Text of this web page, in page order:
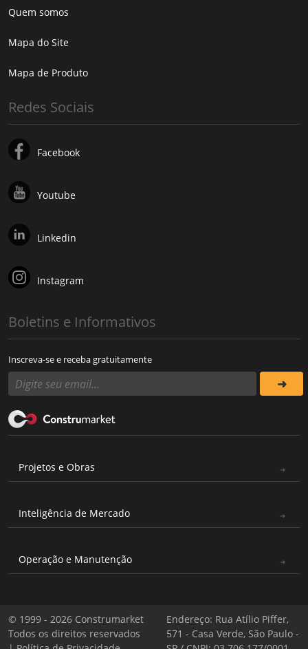
Quem somos
Mapa do Site
Mapa de Produto
Redes Sociais
Facebook
Youtube
Linkedin
Instagram
Boletins e Informativos
Inscreva-se e receba gratuitamente
Projetos e Obras
Inteligência de Mercado
Operação e Manutenção
© 1999 - 2026 Construmarket
Todos os direitos reservados
Endereço: Rua Atílio Piffer,
571 - Casa Verde, São Paulo -